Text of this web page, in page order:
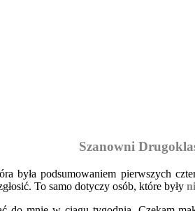
Szanowni
była podsumowaniem pierwszych
To samo dotyczy osób, które były